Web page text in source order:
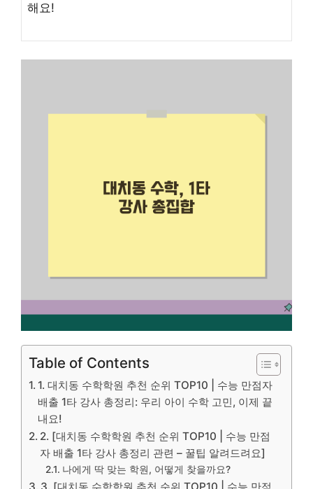
해요!
Table of Contents
1. 대치동 수학학원 추천 순위 TOP10 | 수능 만점자
배출 1타 강사 총정리: 우리 아이 수학 고민, 이제 끝
내요!
2. [대치동 수학학원 추천 순위 TOP10 | 수능 만점
자 배출 1타 강사 총정리 관련 – 꿀팁 알려드려요]
나에게 딱 맞는 학원, 어떻게 찾을까요?
3. [대치동 수학학원 추천 순위 TOP10 | 수능 만점